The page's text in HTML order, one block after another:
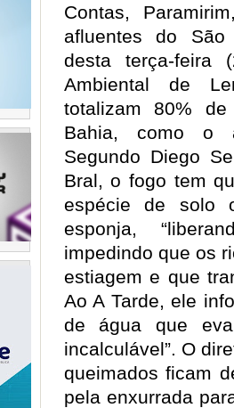
Contas,
afluentes do São
desta terça-feira
Ambiental de
totalizam 80%
Bahia, como o
Segundo Diego
Bral, o fogo tem
espécie de solo
esponja,
impedindo que os
estiagem e que
Ao A Tarde, ele
de água que
incalculável”. O
queimados ficam
pela enxurrada